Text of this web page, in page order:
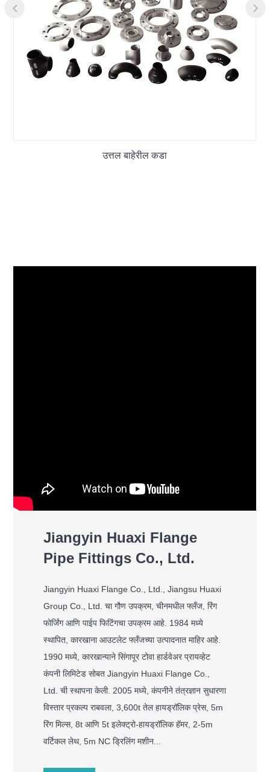
उत्तल बाहेरील कडा
Jiangyin Huaxi Flange
Pipe Fittings Co., Ltd.
Jiangyin Huaxi Flange Co., Ltd., Jiangsu Huaxi
Group Co., Ltd. चा गौण उपक्रम, चीनमधील फ्लँज, रिंग
फोर्जिंग आणि पाईप फिटिंगचा उपक्रम आहे. 1984 मध्ये
स्थापित, कारखाना आउटलेट फ्लँजच्या उत्पादनात माहिर आहे.
1990 मध्ये, कारखान्याने सिंगापूर टोवा हार्डवेअर प्रायव्हेट
कंपनी लिमिटेड सोबत Jiangyin Huaxi Flange Co.,
Ltd. ची स्थापना केली. 2005 मध्ये, कंपनीने तंत्रज्ञान सुधारणा
विस्तार प्रकल्प राबवला, 3,600t तेल हायड्रॉलिक प्रेस, 5m
रिंग मिल्स, 8t आणि 5t इलेक्ट्रो-हायड्रॉलिक हॅमर, 2-5m
वर्टिकल लेथ, 5m NC ड्रिलिंग मशीन...